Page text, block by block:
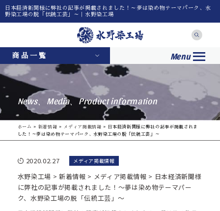
日本経済新聞様に弊社の記事が掲載されました！～夢は染め物テーマパーク、水
野染工場の脱「伝統工芸」～｜水野染工場
商品一覧 Menu
News、Media、Product information
ホーム » 新着情報 » メディア掲載情報 »
日本経済新聞様に弊社の記事が掲載されま
した！～夢は染め物テーマパーク、水野染工場の脱「伝統工芸」～
2020.02.27 メディア掲載情報
水野染工場 >新着情報 > メディア掲載情報 > 日本経済新聞様
に弊社の記事が掲載されました！～夢は染め物テーマパー
ク、水野染工場の脱「伝統工芸」～